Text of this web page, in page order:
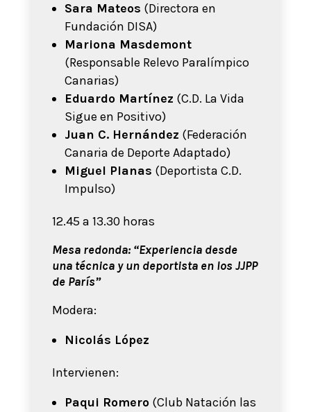
Sara Mateos (Directora en
Fundación DISA)
Mariona Masdemont
(Responsable Relevo Paralímpico
Canarias)
Eduardo Martínez (C.D. La Vida
Sigue en Positivo)
Juan C. Hernández (Federación
Canaria de Deporte Adaptado)
Miguel Planas (Deportista C.D.
Impulso)
12.45 a 13.30 horas
Mesa redonda: “Experiencia desde
una técnica y un deportista en los JJPP
de París”
Modera:
Nicolás López
Intervienen:
Paqui Romero(Club Natación las